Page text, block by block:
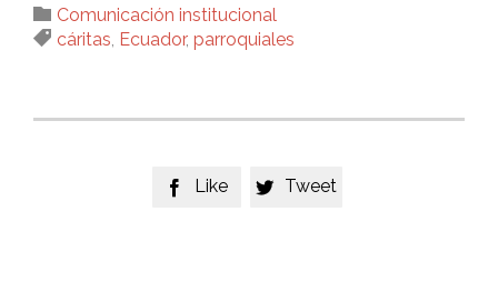
 Category
Comunicación institucional
 Tags
cáritas, Ecuador, parroquiales
 Like  Tweet